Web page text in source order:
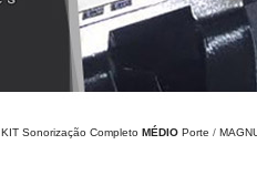
KIT Sonorização Completo MÉDIO Porte /